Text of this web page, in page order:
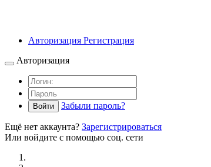
Авторизация Регистрация
Авторизация
Войти Забыли пароль?
Ещё нет аккаунта? Зарегистрироваться
Или войдите с помощью соц. сети